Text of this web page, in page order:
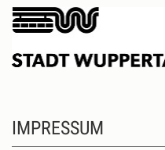
IMPRESSUM